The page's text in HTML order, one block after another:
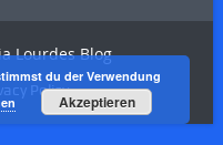
Lourdes Blog
Policy
du der Verwendung
Akzeptieren